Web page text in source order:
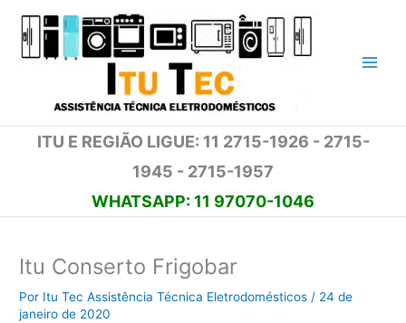
para
ITU E REGIÃO LIGUE: 11 2715-1926 - 2715-
1945 - 2715-1957
WHATSAPP: 11 97070-1046
Itu Conserto Frigobar
Por Itu Tec Assistência Técnica Eletrodomésticos / 24 de
janeiro de 2020